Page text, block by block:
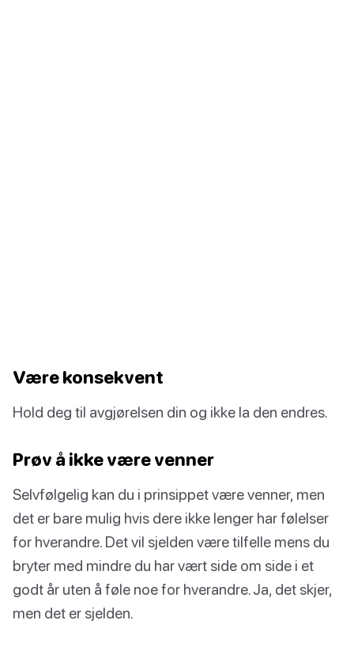
Være konsekvent
Hold deg til avgjørelsen din og ikke la den endres.
Prøv å ikke være venner
Selvfølgelig kan du i prinsippet være venner, men
det er bare mulig hvis dere ikke lenger har følelser
for hverandre. Det vil sjelden være tilfelle mens du
bryter med mindre du har vært side om side i et
godt år uten å føle noe for hverandre. Ja, det skjer,
men det er sjelden.